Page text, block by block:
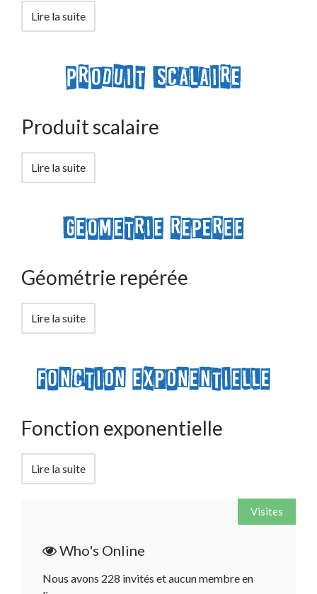
Lire la suite
Produit scalaire
Lire la suite
Géométrie repérée
Lire la suite
Fonction exponentielle
Lire la suite
Visites
Who's Online
Nous avons 228 invités et aucun membre en